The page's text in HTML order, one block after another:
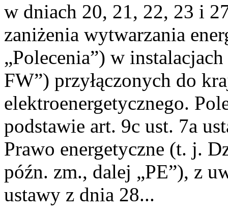
w dniach 20, 21, 22, 23 i
zaniżenia wytwarzania
„Polecenia”) w
FW”) przyłączonych do
elektroenergetycznego.
podstawie art. 9c ust. 7a
Prawo energetyczne (t. j.
późn. zm., dalej „PE”), z
ustawy z dnia 28...